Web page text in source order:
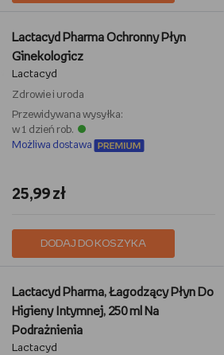
Lactacyd Pharma Ochronny Płyn
Ginekologicz
Lactacyd
Zdrowie i uroda
Przewidywana wysyłka:
w 1 dzień rob.
Możliwa dostawa
25,99 zł
DODAJ DO KOSZYKA
Lactacyd Pharma, Łagodzący Płyn Do
Higieny Intymnej, 250 ml Na
Podrażnienia
Lactacyd